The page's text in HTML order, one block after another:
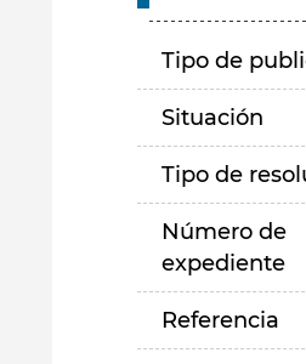
Tipo de
Situación
Tipo de
Número de
expediente
Referencia